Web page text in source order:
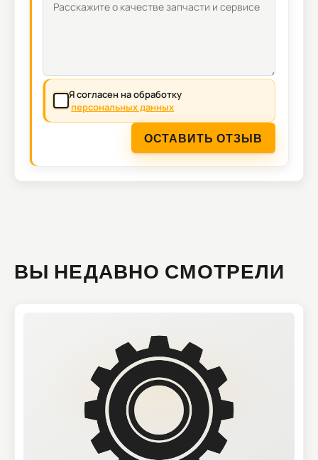
Я согласен на обработку
персональных данных
ОСТАВИТЬ ОТЗЫВ
ВЫ НЕДАВНО СМОТРЕЛИ